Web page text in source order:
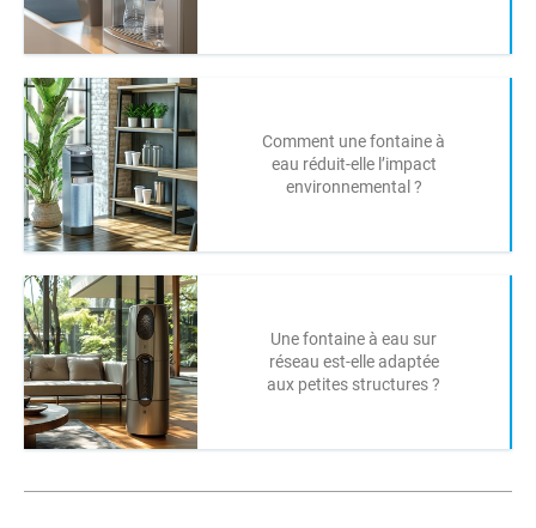
Comment une fontaine à
eau réduit-elle l’impact
environnemental ?
Une fontaine à eau sur
réseau est-elle adaptée
aux petites structures ?